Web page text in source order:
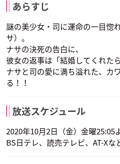
あらすじ
謎の美少女・司に運命の一目惚
サ）。
ナサの決死の告白に、
彼女の返事は「結婚してくれた
ナサと司の愛に満ち溢れた、カ
る！！
放送スケジュール
2020年10月2日（金）金曜25:05
BS日テレ、読売テレビ、AT-Xな